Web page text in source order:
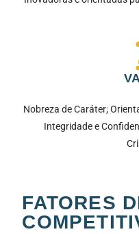
Nobreza de Caráter;
Integridade e
FATORES